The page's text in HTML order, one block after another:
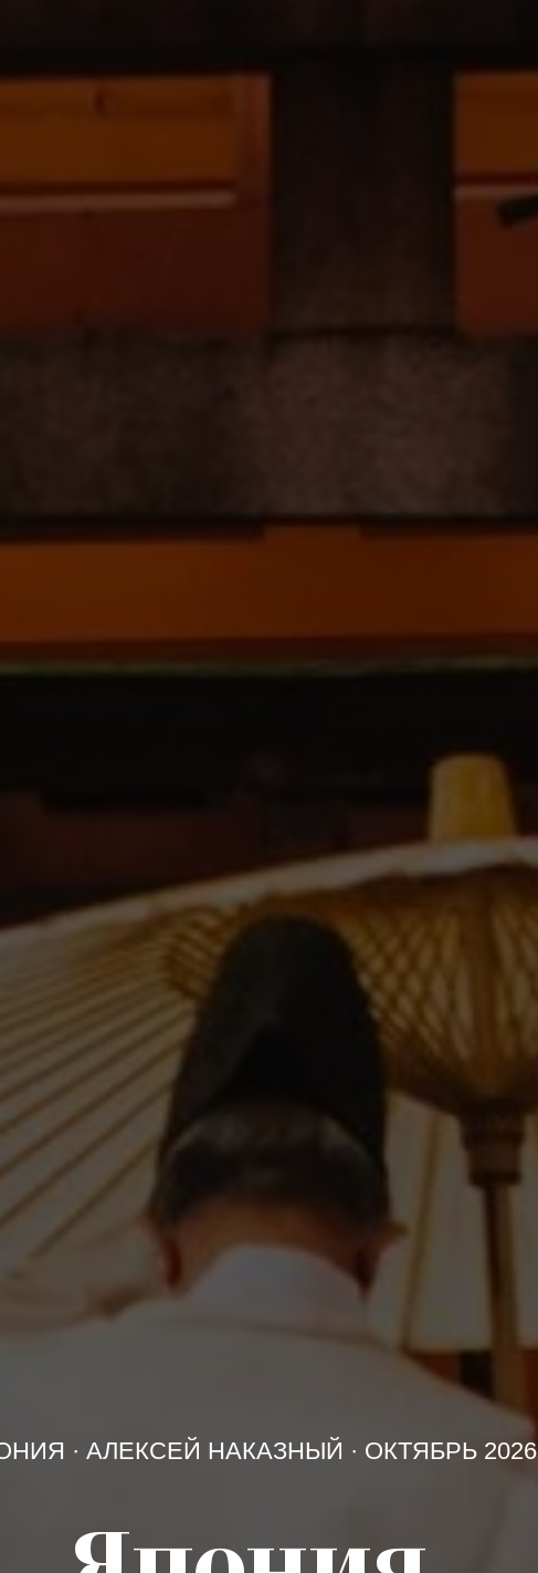
· АЛЕКСЕЙ НАКАЗНЫЙ · ОКТЯБРЬ 2026